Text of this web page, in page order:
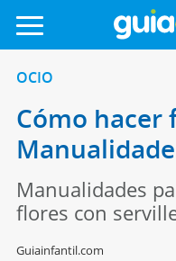
OCIO
Cómo hacer
Manualidades
flores con
Guiainfantil.com